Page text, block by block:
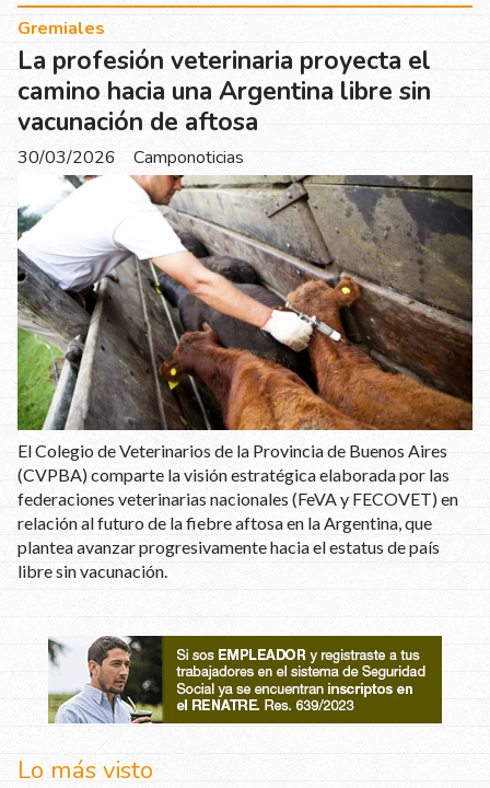
La profesión veterinaria proyecta el
camino hacia una Argentina libre sin
vacunación de aftosa
Camponoticias
Gremiales
30/03/2026
El Colegio de Veterinarios de la Provincia de Buenos Aires
(CVPBA) comparte la visión estratégica elaborada por las
federaciones veterinarias nacionales (FeVA y FECOVET) en
relación al futuro de la fiebre aftosa en la Argentina, que
plantea avanzar progresivamente hacia el estatus de país
libre sin vacunación.
Lo más visto